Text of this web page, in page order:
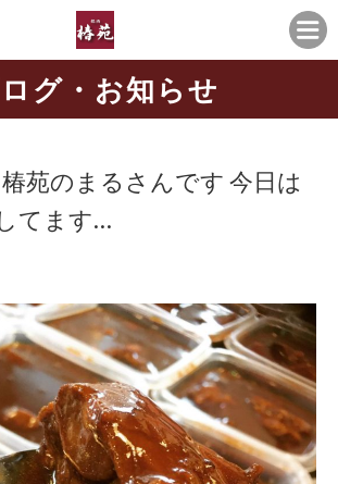
グ・お知らせ
苑のまるさんです 今日は
てます…